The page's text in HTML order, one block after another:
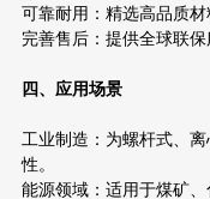
可靠耐用：精选高品质材
完善售后：提供全球联保
四、应用场景
工业制造：为螺杆式、
性。
能源领域：适用于煤矿、